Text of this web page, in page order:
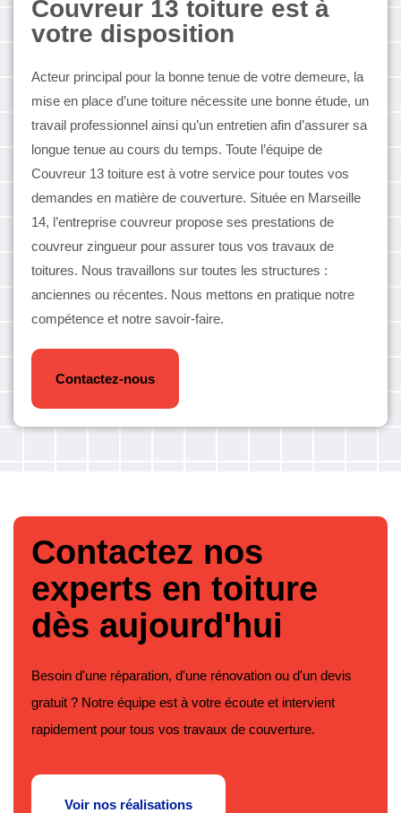
Couvreur 13 toiture est à
votre disposition
Acteur principal pour la bonne tenue de votre demeure, la
mise en place d’une toiture nécessite une bonne étude, un
travail professionnel ainsi qu’un entretien afin d’assurer sa
longue tenue au cours du temps. Toute l’équipe de
Couvreur 13 toiture est à votre service pour toutes vos
demandes en matière de couverture. Située en Marseille
14, l’entreprise couvreur propose ses prestations de
couvreur zingueur pour assurer tous vos travaux de
toitures. Nous travaillons sur toutes les structures :
anciennes ou récentes. Nous mettons en pratique notre
compétence et notre savoir-faire.
Contactez-nous
Contactez nos
experts en toiture
dès aujourd'hui
Besoin d'une réparation, d'une rénovation ou d'un devis
gratuit ? Notre équipe est à votre écoute et intervient
rapidement pour tous vos travaux de couverture.
Voir nos réalisations